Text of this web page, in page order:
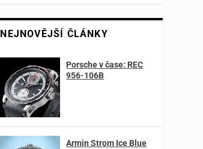
NEJNOVĚJŠÍ ČLÁNKY
Porsche v čase: REC
956-106B
Armin Strom Ice Blue